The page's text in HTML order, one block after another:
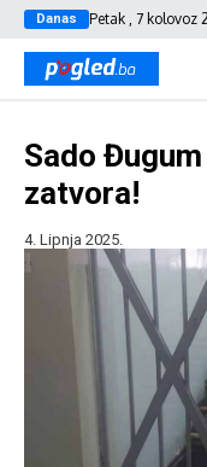
Danas Petak , 7 kolovoz
Sado
zatvora!
4. Lipnja 2025.